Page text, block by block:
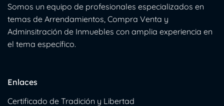
Somos un equipo de profesionales especializados en
temas de Arrendamientos, Compra Venta y
Adminsitración de Inmuebles con amplia experiencia en
el tema específico.
Enlaces
Certificado de Tradición y Libertad